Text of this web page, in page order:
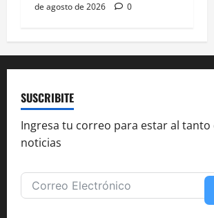
de agosto de 2026
0
SUSCRIBITE
Ingresa tu correo para estar al tanto
noticias